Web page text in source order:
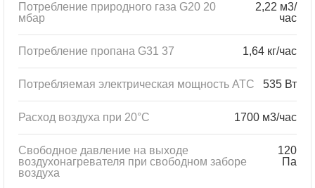
Потребление природного газа G20 20
мбар
2,22 м3/
час
Потребление пропана G31 37 1,64 кг/час
Потребляемая электрическая мощность ATC 535 Вт
Расход воздуха при 20°С 1700 м3/час
Свободное давление на выходе
воздухонагревателя при свободном заборе
воздуха
120
Па